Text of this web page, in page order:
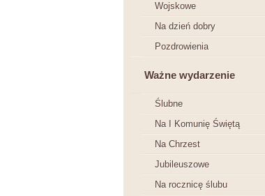
Wojskowe
Na dzień dobry
Pozdrowienia
Ważne wydarzenie
Ślubne
Na I Komunię Świętą
Na Chrzest
Jubileuszowe
Na rocznicę ślubu